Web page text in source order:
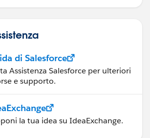
di Salesforce
Assistenza Salesforce per ulteriori
e supporto.
la tua idea su IdeaExchange.